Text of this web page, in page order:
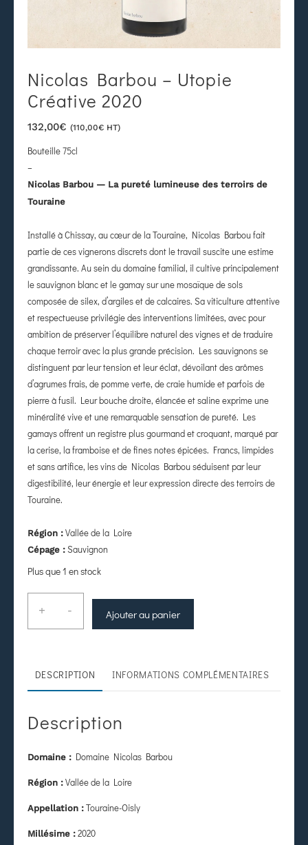
Nicolas Barbou – Utopie
Créative 2020
132,00€ (110,00€ HT)
Bouteille 75cl
–
Nicolas Barbou — La pureté lumineuse des terroirs de
Touraine
Installé à Chissay, au cœur de la Touraine, Nicolas Barbou fait
partie de ces vignerons discrets dont le travail suscite une estime
grandissante. Au sein du domaine familial, il cultive principalement
le sauvignon blanc et le gamay sur une mosaïque de sols
composée de silex, d’argiles et de calcaires. Sa viticulture attentive
et respectueuse privilégie des interventions limitées, avec pour
ambition de préserver l’équilibre naturel des vignes et de traduire
chaque terroir avec la plus grande précision. Les sauvignons se
distinguent par leur tension et leur éclat, dévoilant des arômes
d’agrumes frais, de pomme verte, de craie humide et parfois de
pierre à fusil. Leur bouche droite, élancée et saline exprime une
minéralité vive et une remarquable sensation de pureté. Les
gamays offrent un registre plus gourmand et croquant, marqué par
la cerise, la framboise et de fines notes épicées. Francs, limpides
et sans artifice, les vins de Nicolas Barbou séduisent par leur
digestibilité, leur énergie et leur expression directe des terroirs de
Touraine.
Région : Vallée de la Loire
Cépage : Sauvignon
Plus que 1 en stock
+ - Ajouter au panier
DESCRIPTION INFORMATIONS COMPLÉMENTAIRES
Description
Domaine : Domaine Nicolas Barbou
Région : Vallée de la Loire
Appellation : Touraine-Oisly
Millésime : 2020